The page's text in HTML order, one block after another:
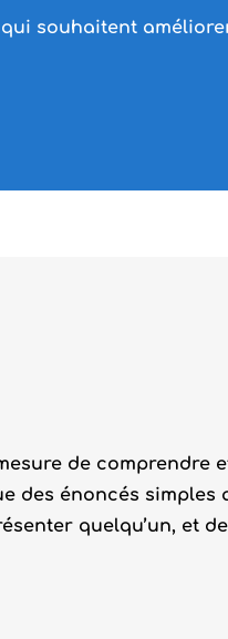
souhaitent
de comprendre
des énoncés simples
quelqu’un, et